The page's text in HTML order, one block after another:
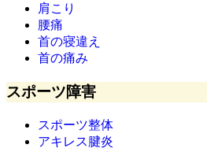
肩こり
腰痛
首の寝違え
首の痛み
スポーツ障害
スポーツ整体
アキレス腱炎